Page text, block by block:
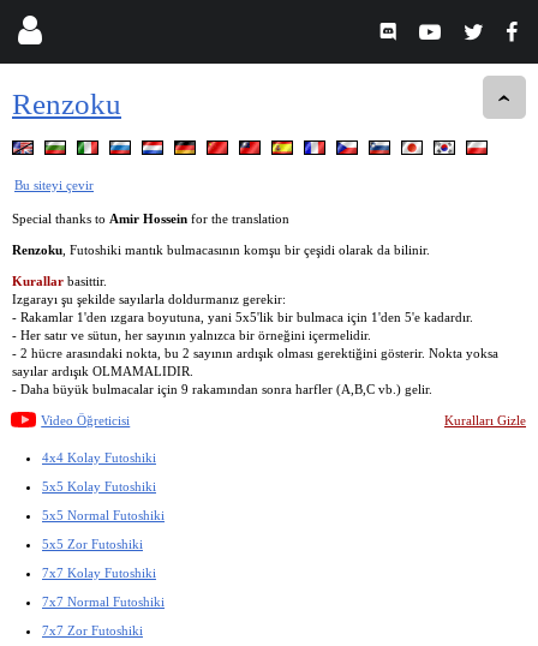
Renzoku
Bu siteyi çevir
Special thanks to Amir Hossein for the translation
Renzoku , Futoshiki mantık bulmacasının komşu bir çeşidi olarak da bilinir.
Kurallar basittir.
Izgarayı şu şekilde sayılarla doldurmanız gerekir:
- Rakamlar 1'den ızgara boyutuna, yani 5x5'lik bir bulmaca için 1'den 5'e kadardır.
- Her satır ve sütun, her sayının yalnızca bir örneğini içermelidir.
- 2 hücre arasındaki nokta, bu 2 sayının ardışık olması gerektiğini gösterir. Nokta yoksa
sayılar ardışık OLMAMALIDIR.
- Daha büyük bulmacalar için 9 rakamından sonra harfler (A,B,C vb.) gelir.
Video Öğreticisi Kuralları Gizle
4x4 Kolay Futoshiki
5x5 Kolay Futoshiki
5x5 Normal Futoshiki
5x5 Zor Futoshiki
7x7 Kolay Futoshiki
7x7 Normal Futoshiki
7x7 Zor Futoshiki